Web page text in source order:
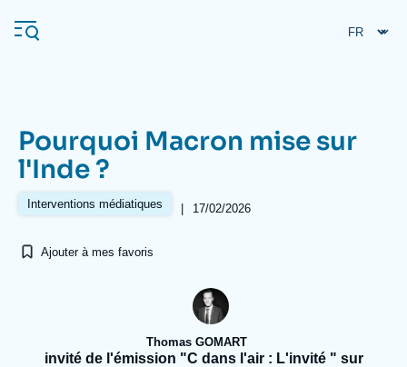
au
contenu
Navigation
principale
L'Ifri
Analyses
Recherches fréquentes
Proche-Orient
Pourquoi Macron mise sur
l'Inde ?
Interventions médiatiques | 17/02/2026
Ajouter à mes favoris
Thomas GOMART
invité de l'émission "C dans l'air : L'invité " sur